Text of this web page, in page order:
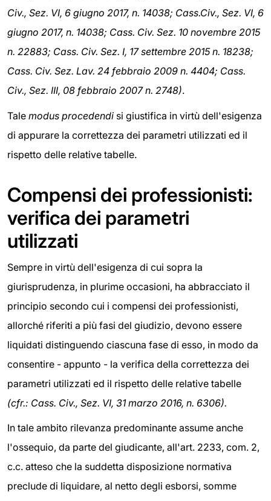
Civ., Sez. VI, 6 giugno 2017, n. 14038; Cass.Civ., Sez. VI, 6
giugno 2017, n. 14038; Cass. Civ. Sez. 10 novembre 2015
n. 22883; Cass. Civ. Sez. I, 17 settembre 2015 n. 18238;
Cass. Civ. Sez. Lav. 24 febbraio 2009 n. 4404; Cass.
Civ., Sez. III, 08 febbraio 2007 n. 2748).
Tale modus procedendi si giustifica in virtù dell'esigenza
di appurare la correttezza dei parametri utilizzati ed il
rispetto delle relative tabelle.
Compensi dei professionisti:
verifica dei parametri
utilizzati
Sempre in virtù dell'esigenza di cui sopra la
giurisprudenza, in plurime occasioni, ha abbracciato il
principio secondo cui i compensi dei professionisti,
allorché riferiti a più fasi del giudizio, devono essere
liquidati distinguendo ciascuna fase di esso, in modo da
consentire - appunto - la verifica della correttezza dei
parametri utilizzati ed il rispetto delle relative tabelle
(cfr.: Cass. Civ., Sez. VI, 31 marzo 2016, n. 6306).
In tale ambito rilevanza predominante assume anche
l'ossequio, da parte del giudicante, all'art. 2233, com. 2,
c.c. atteso che la suddetta disposizione normativa
preclude di liquidare, al netto degli esborsi, somme